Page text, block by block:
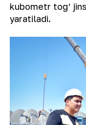
kubometr tog‘
yaratiladi.